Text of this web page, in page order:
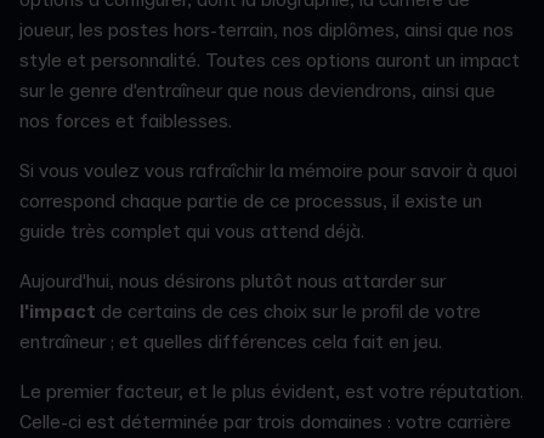
joueur, les postes hors-terrain, nos diplômes, ainsi que nos
style et personnalité. Toutes ces options auront un impact
sur le genre d'entraîneur que nous deviendrons, ainsi que
nos forces et faiblesses.
Si vous voulez vous rafraîchir la mémoire pour savoir à quoi
correspond chaque partie de ce processus, il existe un
guide très complet qui vous attend déjà.
Aujourd'hui, nous désirons plutôt nous attarder sur
l'impact de certains de ces choix sur le profil de votre
entraîneur ; et quelles différences cela fait en jeu.
Le premier facteur, et le plus évident, est votre réputation.
Celle-ci est déterminée par trois domaines : votre carrière